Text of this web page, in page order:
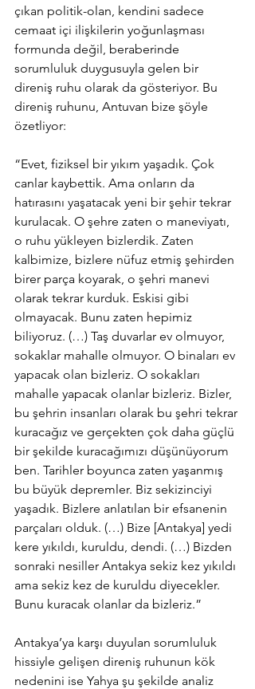
çıkan politik-olan, kendini sadece
cemaat içi ilişkilerin yoğunlaşması
formunda değil, beraberinde
sorumluluk duygusuyla gelen bir
direniş ruhu olarak da gösteriyor. Bu
direniş ruhunu, Antuvan bize şöyle
özetliyor:
“Evet, fiziksel bir yıkım yaşadık. Çok
canlar kaybettik. Ama onların da
hatırasını yaşatacak yeni bir şehir tekrar
kurulacak. O şehre zaten o maneviyatı,
o ruhu yükleyen bizlerdik. Zaten
kalbimize, bizlere nüfuz etmiş şehirden
birer parça koyarak, o şehri manevi
olarak tekrar kurduk. Eskisi gibi
olmayacak. Bunu zaten hepimiz
biliyoruz. (…) Taş duvarlar ev olmuyor,
sokaklar mahalle olmuyor. O binaları ev
yapacak olan bizleriz. O sokakları
mahalle yapacak olanlar bizleriz. Bizler,
bu şehrin insanları olarak bu şehri tekrar
kuracağız ve gerçekten çok daha güçlü
bir şekilde kuracağımızı düşünüyorum
ben. Tarihler boyunca zaten yaşanmış
bu büyük depremler. Biz sekizinciyi
yaşadık. Bizlere anlatılan bir efsanenin
parçaları olduk. (…) Bize [Antakya] yedi
kere yıkıldı, kuruldu, dendi. (…) Bizden
sonraki nesiller Antakya sekiz kez yıkıldı
ama sekiz kez de kuruldu diyecekler.
Bunu kuracak olanlar da bizleriz.”
Antakya’ya karşı duyulan sorumluluk
hissiyle gelişen direniş ruhunun kök
nedenini ise Yahya şu şekilde analiz